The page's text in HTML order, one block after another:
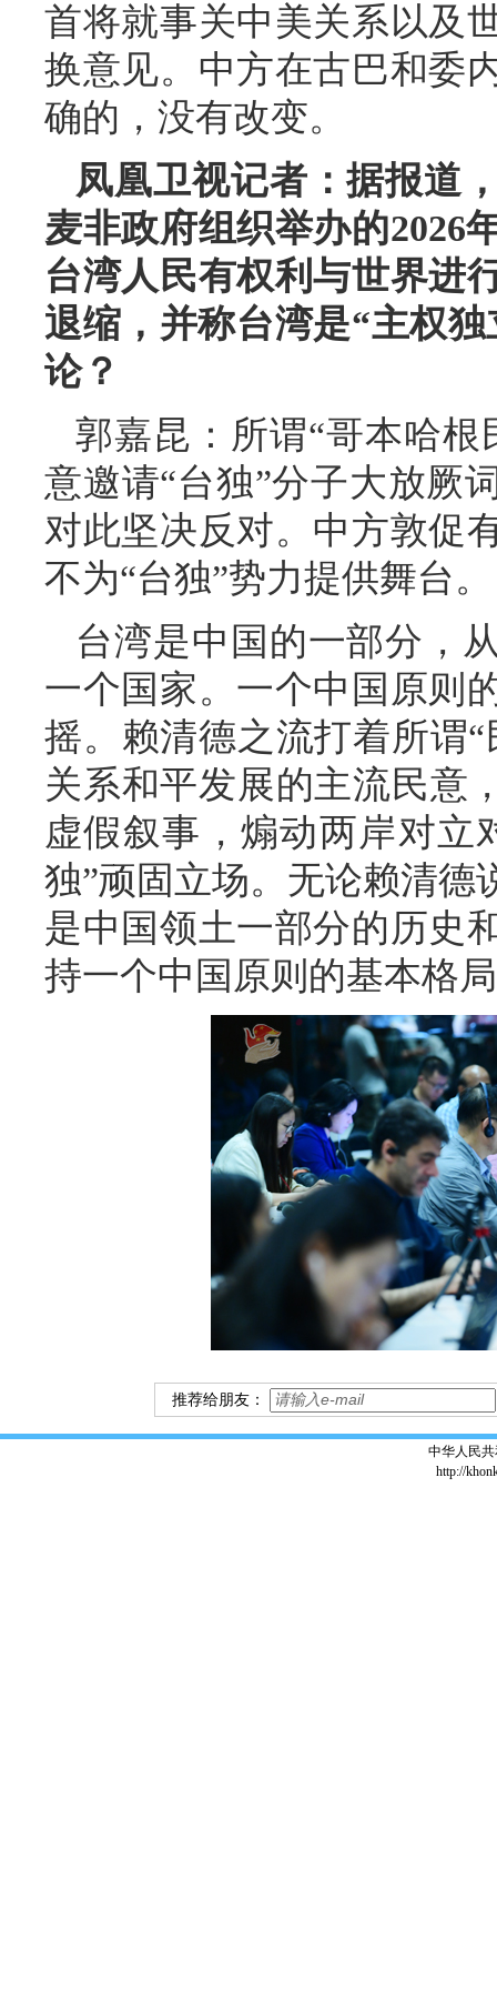
首将就事关中美关系以及
换意见。中方在古巴和委
确的，没有改变。
凤凰卫视记者：据报道
麦非政府组织举办的2026
台湾人民有权利与世界进
退缩，并称台湾是“主权
论？
郭嘉昆：所谓“哥本哈
意邀请“台独”分子大放厥
对此坚决反对。中方敦促
不为“台独”势力提供舞台。
台湾是中国的一部分，
一个国家。一个中国原则
摇。赖清德之流打着所谓
关系和平发展的主流民意
虚假叙事，煽动两岸对立
独”顽固立场。无论赖清德
是中国领土一部分的历史
持一个中国原则的基本格
推荐给朋友：
中华人民
http://